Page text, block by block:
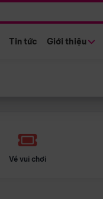
Tin tức Giới thiệu
Vé vui chơi